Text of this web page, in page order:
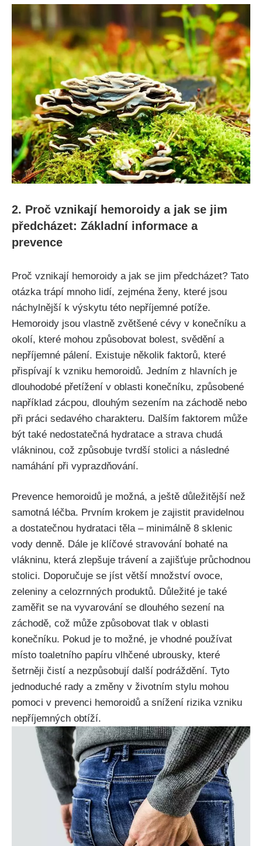
2. Proč vznikají ‌hemoroidy a jak se jim
předcházet: Základní informace a
prevence
Proč vznikají hemoroidy‍ a​ jak se jim předcházet? Tato
otázka trápí mnoho‌ lidí, zejména ženy, které jsou
náchylnější k výskytu této nepříjemné potíže.
Hemoroidy jsou vlastně ⁣zvětšené cévy v konečníku a‌
okolí, ​které mohou způsobovat bolest, svědění a
nepříjemné ⁢pálení. Existuje několik​ faktorů, ​které
přispívají k vzniku hemoroidů. Jedním z hlavních ​je
dlouhodobé přetížení v ‍oblasti konečníku, způsobené
například zácpou, dlouhým sezením na ⁣záchodě nebo
při práci⁢ sedavého‍ charakteru.⁣ Dalším faktorem může
být ⁢také nedostatečná hydratace ‍a strava chudá
vlákninou,‍ což‌ způsobuje ⁣tvrdší ‌stolici a následné
namáhání ‌při vyprazdňování.
Prevence hemoroidů je možná, a ⁢ještě důležitější​ než⁣
samotná léčba. Prvním krokem je zajistit pravidelnou⁢
a ‍dostatečnou hydrataci⁤ těla – minimálně 8‌ sklenic
⁤vody‍ denně. Dále je klíčové stravování bohaté na
vlákninu, která zlepšuje‍ trávení a ‌zajišťuje ‍průchodnou‍
stolici. Doporučuje se jíst větší množství ovoce,
zeleniny‍ a celozrnných ​produktů. Důležité je také
zaměřit se na ‌vyvarování se dlouhého sezení na
záchodě, což‍ může způsobovat tlak‍ v oblasti
konečníku. Pokud ‌je to možné, je‌ vhodné⁤ používat
místo⁢ toaletního papíru vlhčené‍ ubrousky, které
šetrněji ‌čistí ‌a nezpůsobují další podráždění. ​Tyto
jednoduché rady ‌a‍ změny v životním ​stylu ​mohou
⁣pomoci v prevenci hemoroidů a snížení rizika vzniku
nepříjemných obtíží.